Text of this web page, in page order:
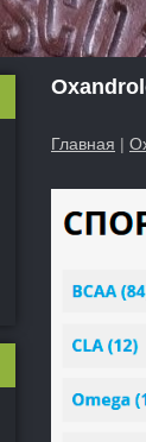
Главная |